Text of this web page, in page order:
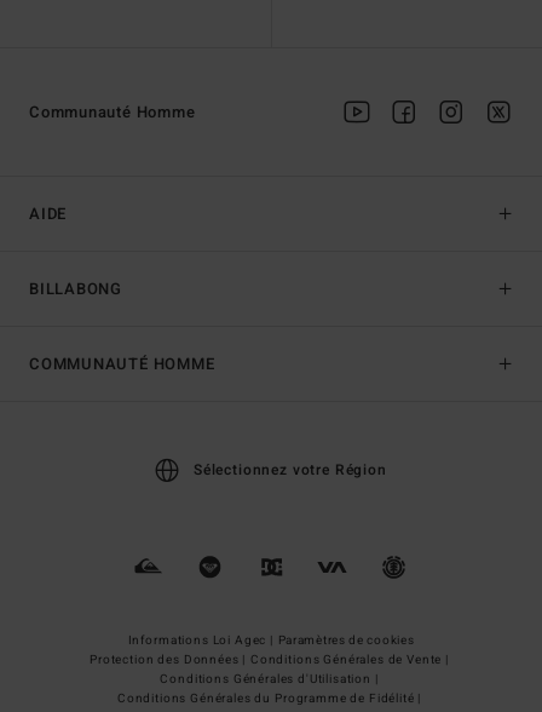
AIDE
BILLABONG
Communauté Homme
COMMUNAUTÉ HOMME
Sélectionnez votre Région
Informations Loi Agec | Paramètres de cookies
Protection des Données | Conditions Générales de Vente |
Conditions Générales d'Utilisation |
Conditions Générales du Programme de Fidélité |